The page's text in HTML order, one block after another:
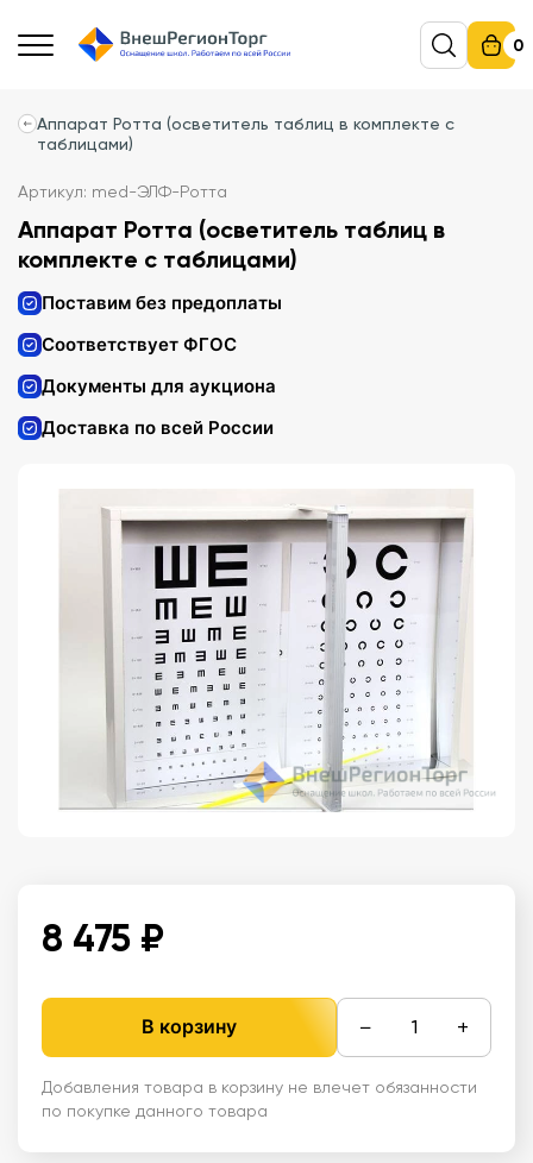
0
Аппарат Ротта (осветитель таблиц в комплекте с
таблицами)
Артикул: med-ЭЛФ-Ротта
Аппарат Ротта (осветитель таблиц в
комплекте с таблицами)
Поставим без предоплаты
Соответствует ФГОС
Документы для аукциона
Доставка по всей России
8 475 ₽
В корзину − +
Добавления товара в корзину не влечет обязанности
по покупке данного товара